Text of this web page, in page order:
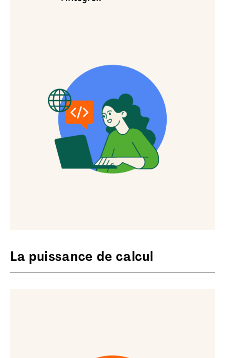
La puissance de calcul